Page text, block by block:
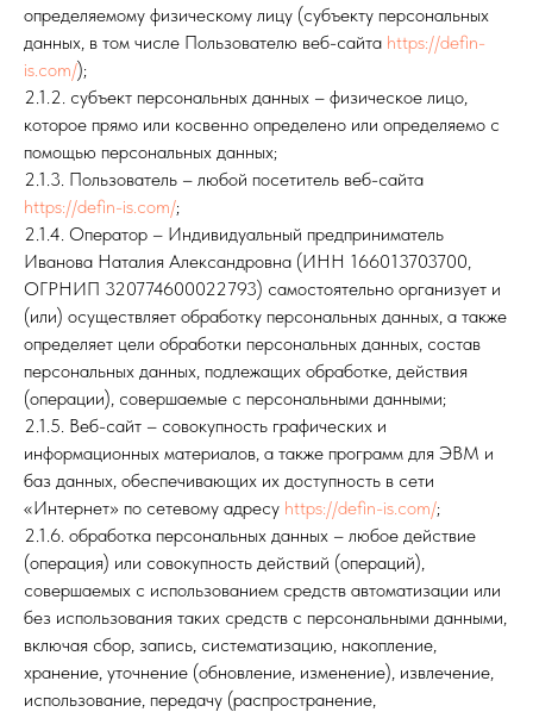
определяемому физическому лицу (субъекту персональных
данных, в том числе Пользователю веб-сайта https://defin-
is.com/);
2.1.2. субъект персональных данных – физическое лицо,
которое прямо или косвенно определено или определяемо с
помощью персональных данных;
2.1.3. Пользователь – любой посетитель веб-сайта
https://defin-is.com/;
2.1.4. Оператор – Индивидуальный предприниматель
Иванова Наталия Александровна (ИНН 166013703700,
ОГРНИП 320774600022793) самостоятельно организует и
(или) осуществляет обработку персональных данных, а также
определяет цели обработки персональных данных, состав
персональных данных, подлежащих обработке, действия
(операции), совершаемые с персональными данными;
2.1.5. Веб-сайт – совокупность графических и
информационных материалов, а также программ для ЭВМ и
баз данных, обеспечивающих их доступность в сети
«Интернет» по сетевому адресу https://defin-is.com/;
2.1.6. обработка персональных данных – любое действие
(операция) или совокупность действий (операций),
совершаемых с использованием средств автоматизации или
без использования таких средств с персональными данными,
включая сбор, запись, систематизацию, накопление,
хранение, уточнение (обновление, изменение), извлечение,
использование, передачу (распространение,